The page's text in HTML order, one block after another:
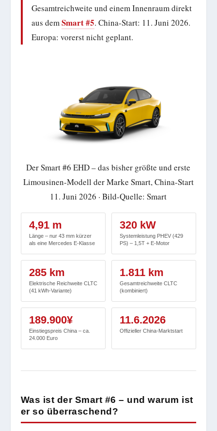
Gesamtreichweite und einem Innenraum direkt
aus demSmart #5. China-Start: 11. Juni 2026.
Europa: vorerst nicht geplant.
Der Smart #6 EHD – das bisher größte und erste
Limousinen-Modell der Marke Smart, China-Start
11. Juni 2026 · Bild-Quelle: Smart
4,91 m
Länge – nur 43 mm kürzer
als eine Mercedes E-Klasse
320 kW
Systemleistung PHEV (429
PS) – 1,5T + E-Motor
285 km
Elektrische Reichweite CLTC
(41 kWh-Variante)
1.811 km
Gesamtreichweite CLTC
(kombiniert)
189.900¥
Einstiegspreis China – ca.
24.000 Euro
11.6.2026
Offizieller China-Marktstart
Was ist der Smart #6 – und warum ist
er so überraschend?